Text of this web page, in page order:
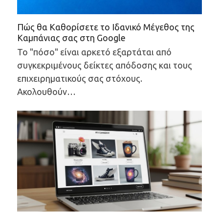
Πώς θα Καθορίσετε το Ιδανικό Μέγεθος της
Καμπάνιας σας στη Google
Το "πόσο" είναι αρκετό εξαρτάται από
συγκεκριμένους δείκτες απόδοσης και τους
επιχειρηματικούς σας στόχους.
Ακολουθούν…